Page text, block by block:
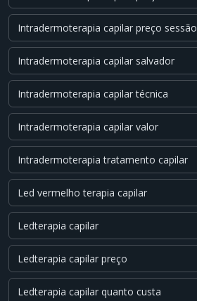
Intradermoterapia capilar preço sessão
Intradermoterapia capilar salvador
Intradermoterapia capilar técnica
Intradermoterapia capilar valor
Intradermoterapia tratamento capilar
Led vermelho terapia capilar
Ledterapia capilar
Ledterapia capilar preço
Ledterapia capilar quanto custa